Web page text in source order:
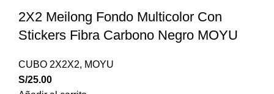
2X2 Meilong Fondo Multicolor Con
Stickers Fibra Carbono Negro MOYU
CUBO 2X2X2, MOYU
S/25.00